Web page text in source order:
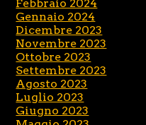
Febbraio 2024
Gennaio 2024
Dicembre 2023
Novembre 2023
Ottobre 2023
Settembre 2023
Agosto 2023
Luglio 2023
Giugno 2023